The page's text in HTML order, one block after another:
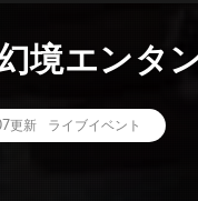
境エンタ
更新 ライブイベント